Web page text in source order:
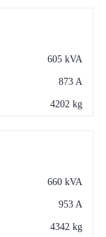
605 kVA
873 A
4202 kg
660 kVA
953 A
4342 kg